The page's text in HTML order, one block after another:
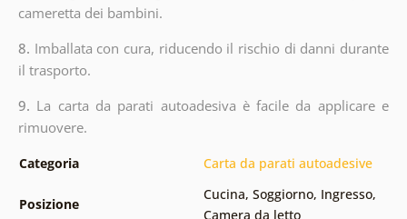
cameretta dei bambini.
8. Imballata con cura, riducendo il rischio di danni durante
il trasporto.
9. La carta da parati autoadesiva è facile da applicare e
rimuovere.
Categoria Carta da parati autoadesive
Posizione
Cucina, Soggiorno, Ingresso,
Camera da letto